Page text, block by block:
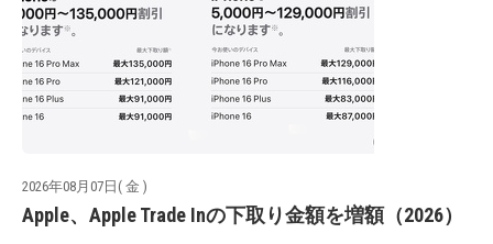
2026年08月07日( 金 )
Apple、Apple Trade Inの下取り金額を増額（2026）